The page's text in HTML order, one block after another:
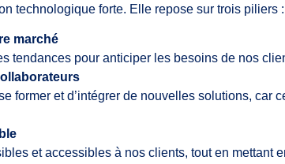
technologique forte. Elle repose sur trois piliers :
marché
tendances pour anticiper les besoins de nos
former et d’intégrer de nouvelles solutions, car
et accessibles à nos clients, tout en mettant